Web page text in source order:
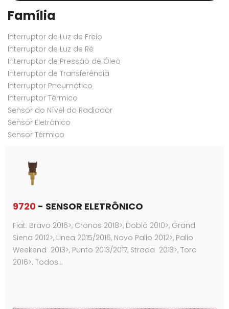
Família
Interruptor de Luz de Freio
Interruptor de Luz de Ré
Interruptor de Pressão de Óleo
Interruptor de Transferência
Interruptor Pneumático
Interruptor Térmico
Sensor do Nível do Radiador
Sensor Eletrônico
Sensor Térmico
9720 - SENSOR ELETRÔNICO
Fiat: Bravo 2016>, Cronos 2018>, Doblô 2010>, Grand
Siena 2012>, Linea 2015/2016, Novo Palio 2012>, Palio
Weekend 2013>, Punto 2013/2017, Strada 2013>, Toro
2016>. Todos…